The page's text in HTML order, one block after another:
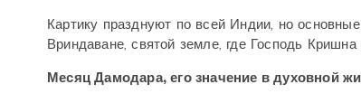
Картику празднуют по всей Индии, но
Вриндаване, святой земле, где Господь
Месяц Дамодара, его значение в духовной